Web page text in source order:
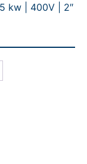
kw | 400V | 2″